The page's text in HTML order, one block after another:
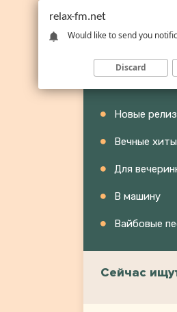
Новые
Вечные хиты
Для
В машину
Вайбовые
Сейчас
relax-fm.net
Would like to send you
Discard